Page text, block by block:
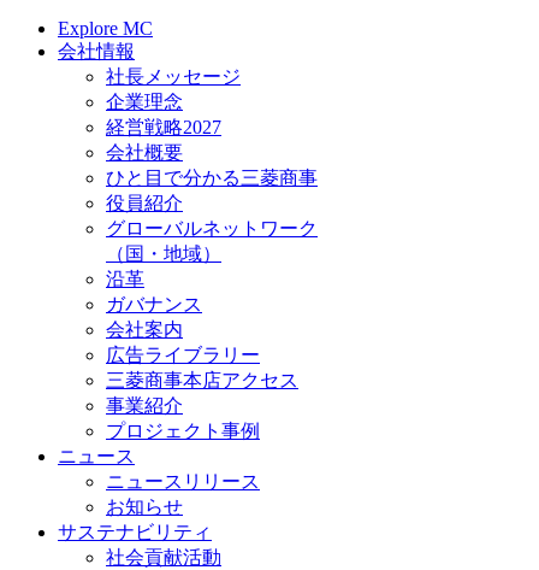
Explore MC
会社情報
社長メッセージ
企業理念
経営戦略2027
会社概要
ひと目で分かる三菱商事
役員紹介
グローバルネットワーク
（国・地域）
沿革
ガバナンス
会社案内
広告ライブラリー
三菱商事本店アクセス
事業紹介
プロジェクト事例
ニュース
ニュースリリース
お知らせ
サステナビリティ
社会貢献活動